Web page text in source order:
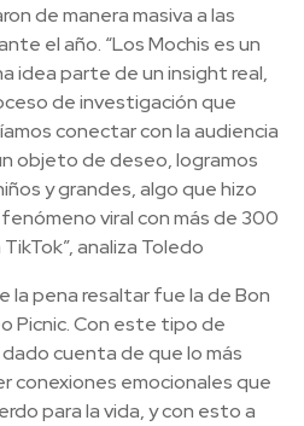
de manera masiva a las
el año. “Los Mochis es un
idea parte de un insight real,
de investigación que
conectar con la audiencia
objeto de deseo, logramos
y grandes, algo que hizo
viral con más de 300
analiza Toledo
la pena resaltar fue la de Bon
Picnic. Con este tipo de
cuenta de que lo más
conexiones emocionales que
para la vida, y con esto a